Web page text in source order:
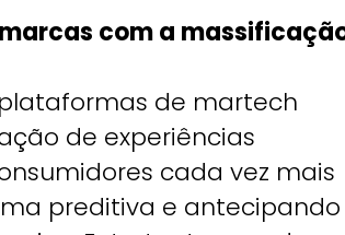
com a
de martech
de experiências
cada vez mais
preditiva e antecipando